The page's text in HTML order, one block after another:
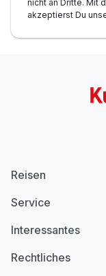
nicht an Dritte. Mit
akzeptierst Du
Reisen
Service
Interessantes
Rechtliches